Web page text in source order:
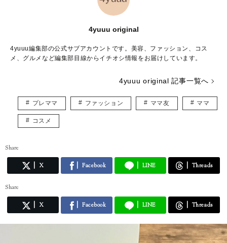
4yuuu original
4yuuu編集部の公式サブアカウントです。美容、ファッション、コス
メ、グルメなど編集部目線からイチオシ情報をお届けしています。
4yuuu original 記事一覧へ
プレママ ファッション ママ友 ママ
コスメ
Share
X Facebook LINE Threads
Share
X Facebook LINE Threads